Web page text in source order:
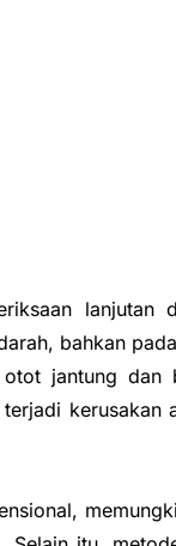
bahkan
jantung dan